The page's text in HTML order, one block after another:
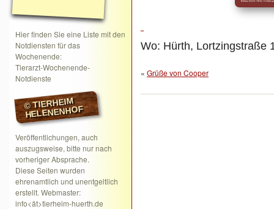
Hier finden Sie eine Liste mit den
Notdiensten für das
Wochenende:
Tierarzt-Wochenende-
Notdienste
© TIERHEIM
HELENENHOF
Veröffentlichungen, auch
auszugsweise, bitte nur nach
vorheriger Absprache.
Diese Seiten wurden
ehrenamtlich und unentgeltlich
erstellt. Webmaster:
info<ät>tierheim-huerth.de
Wo: Hürth, Lortzingstraße
« Grüße von Cooper